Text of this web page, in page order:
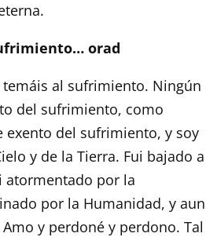
orad
al sufrimiento. Ningún
del sufrimiento, como
exento del sufrimiento, y soy
y de la Tierra. Fui bajado a
atormentado por la
por la Humanidad, y aun
y perdoné y perdono. Tal